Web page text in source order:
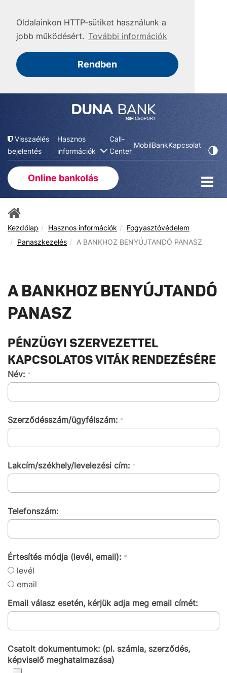
Oldalainkon HTTP-sütiket használunk a
jobb működésért. További információk
Rendben
Visszaélés
bejelentés
Hasznos
információk
Call-
Center
MobilBankKapcsolat
Online bankolás
Kezdőlap Hasznos információk
Fogyasztóvédelem
Panaszkezelés
A BANKHOZ BENYÚJTANDÓ PANASZ
A BANKHOZ BENYÚJTANDÓ
PANASZ
PÉNZÜGYI SZERVEZETTEL
KAPCSOLATOS VITÁK RENDEZÉSÉRE
Név: *
Szerződésszám/ügyfélszám: *
Lakcím/székhely/levelezési cím: *
Telefonszám:
Értesítés módja (levél, email): *
levél
email
Email válasz esetén, kérjük adja meg email címét:
Csatolt dokumentumok: (pl. számla, szerződés,
képviselő meghatalmazása)